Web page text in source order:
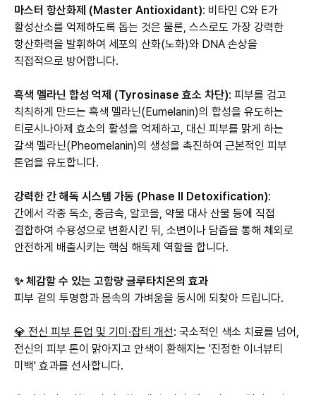
마스터 항산화제 (Master Antioxidant): 비타민 C와 E가
활성산소를 억제하도록 돕는 것은 물론, 스스로도 가장 강력한
항산화력을 발휘하여 세포의 산화(노화)와 DNA 손상을
직접적으로 방어합니다.
흑색 멜라닌 합성 억제 (Tyrosinase 효소 차단): 피부를 검고
칙칙하게 만드는 흑색 멜라닌(Eumelanin)의 합성을 유도하는
티로시나아제 효소의 활성을 억제하고, 대신 피부를 맑게 하는
갈색 멜라닌(Pheomelanin)의 생성을 촉진하여 근본적인 피부
톤업을 유도합니다.
강력한 간 해독 시스템 가동 (Phase II Detoxification):
간에서 각종 독소, 중금속, 알코올, 약물 대사 산물 등에 직접
결합하여 수용성으로 변환시킨 뒤, 소변이나 담즙을 통해 체외로
안전하게 배출시키는 핵심 해독제 역할을 합니다.
✨ 체감할 수 있는 고함량 글루타치온의 효과
피부 겉의 투명함과 몸속의 가벼움을 동시에 되찾아 드립니다.
💎 전신 피부 톤업 및 기미·잡티 개선: 국소적인 색소 치료를 넘어,
전신의 피부 톤이 맑아지고 안색이 환해지는 '진정한 이너뷰티
미백' 효과를 선사합니다.